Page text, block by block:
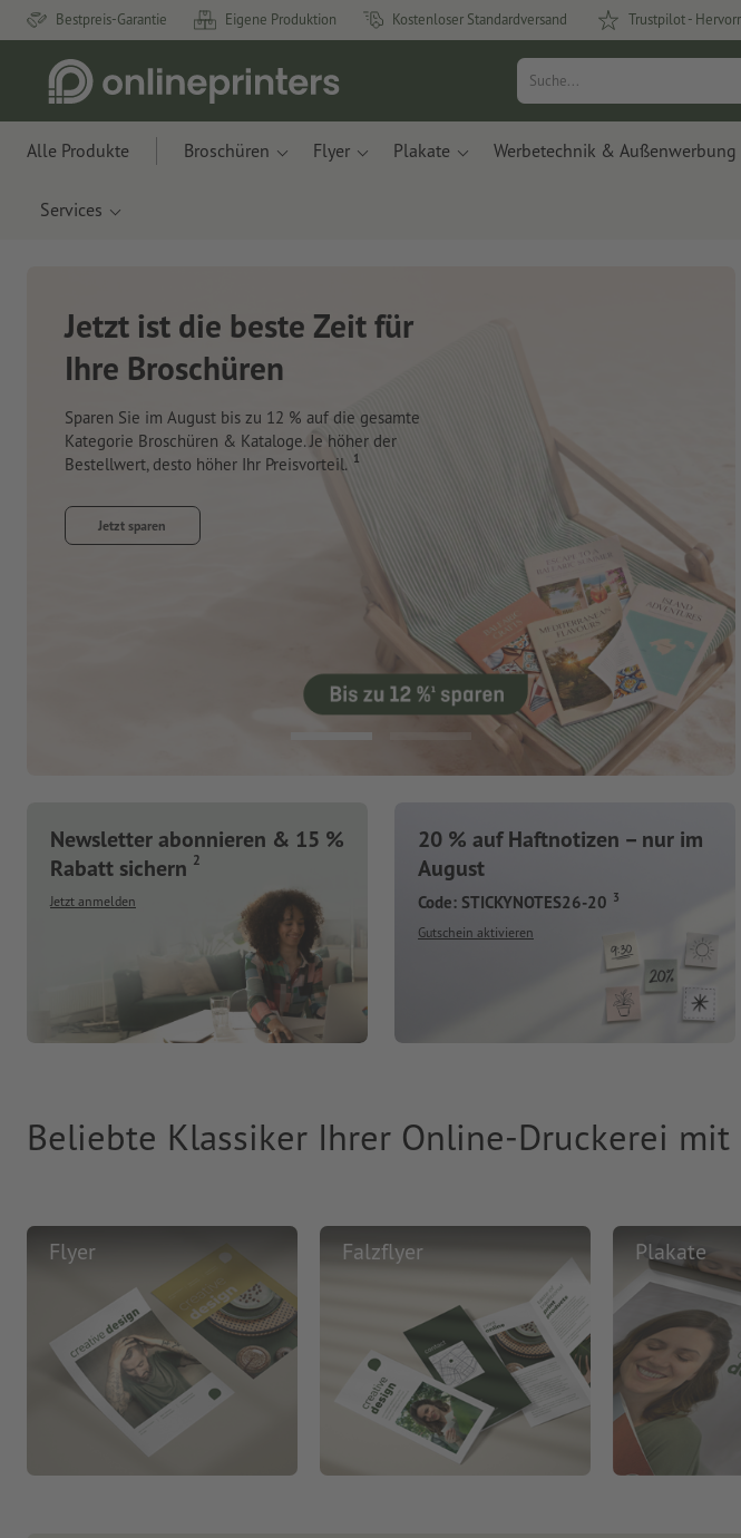
Bestpreis-Garantie Eigene Produktion Kostenloser Standardversand Trustpilot -
Alle Produkte Broschüren Flyer Plakate Werbetechnik & Außenwerbung
Services
Neue Notizbücher &
Planer für Ihren
Schreibtisch
Mit innovativen Materialien aus Apfelresten und
Jetzt entdecken
Newsletter abonnieren & 15 %
Rabatt sichern 2
Jetzt anmelden
20 % auf Haftnotizen – nur im
August
Code: STICKYNOTES26-20 3
Gutschein aktivieren
Beliebte Klassiker Ihrer Online-Druckerei mit
Flyer Falzflyer Plakate